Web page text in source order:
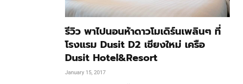
รีวิว พาไปนอนห้าดาวโมเดิร์นเพลินๆ ที่
โรงแรม Dusit D2 เชียงใหม่ เครือ
Dusit Hotel&Resort
January 15, 2017